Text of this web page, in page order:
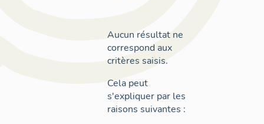
Aucun résultat ne
correspond aux
critères saisis.
Cela peut
s'expliquer par les
raisons suivantes :